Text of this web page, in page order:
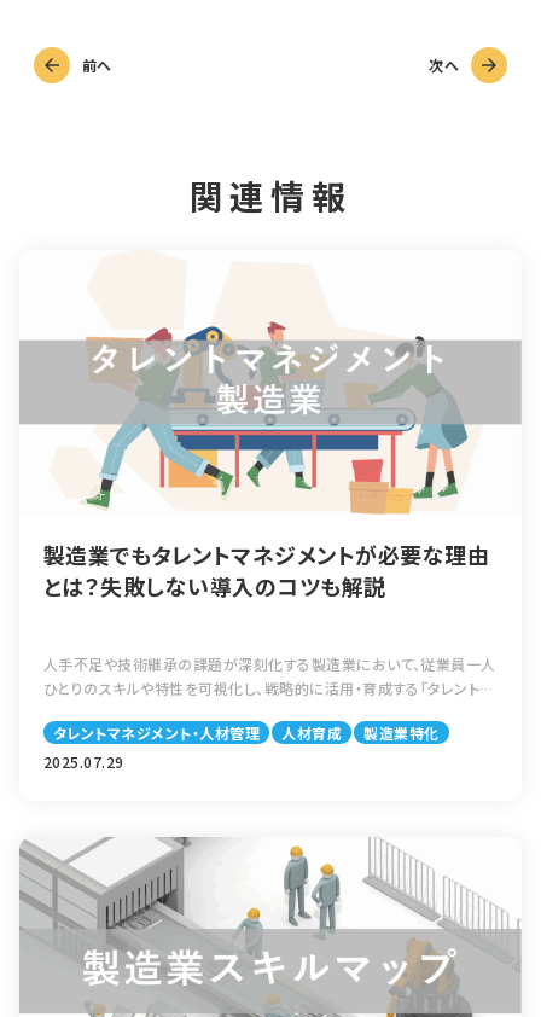
前へ 次へ
関連情報
製造業でもタレントマネジメントが必要な理由
とは？失敗しない導入のコツも解説
人手不足や技術継承の課題が深刻化する製造業において、従業員一人
ひとりのスキルや特性を可視化し、戦略的に活用・育成する「タレントマ
従来の経験と勘に頼る人材配置や育成方法では限界がある中、タレン
トマネジメントは組織力を強化し、変化に強い現場づくりを支える有効
入のポイント、失敗しないためのコツをわかりやすく解説します。
タレントマネジメント・人材管理 人材育成
製造業特化
2025.07.29